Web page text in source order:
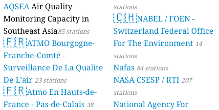
AQSEAAir Quality
Monitoring Capacity in
Southeast Asia85 stations
🇫🇷ATMO Bourgogne-
Franche-Comté -
Surveillance De La Qualite
De L’air 23 stations
🇫🇷Atmo En Hauts-de-
France - Pas-de-Calais 38
stations
🇨🇭NABEL / FOEN -
Switzerland Federal Office
For The Environment 14
stations
Nafas 84 stations
NASA CSESP / RTI 207
stations
National Agency For